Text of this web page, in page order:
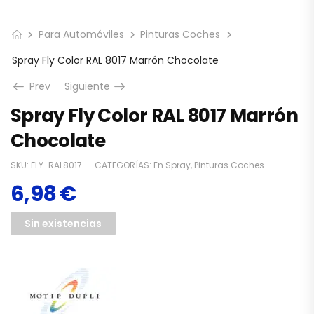
Para Automóviles
Pinturas Coches
Spray Fly Color RAL 8017 Marrón Chocolate
Prev
Siguiente
Spray Fly Color RAL 8017 Marrón
Chocolate
SKU: FLY-RAL8017 CATEGORÍAS: En Spray, Pinturas Coches
6,98€
Sin existencias